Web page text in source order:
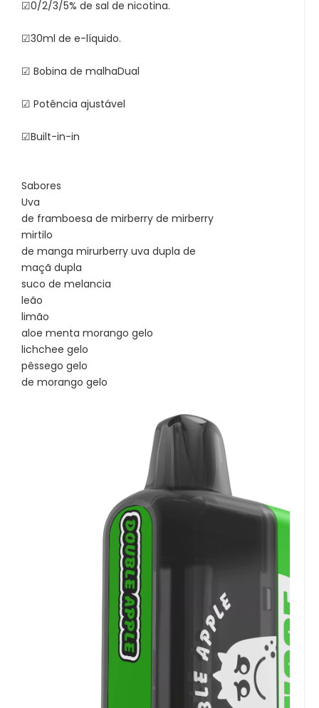
☑0/2/3/5% de sal de nicotina.
☑30ml de e-líquido.
☑ Bobina de malhaDual
☑ Potência ajustável
☑Built-in-in
Sabores
Uva
de framboesa de mirberry de mirberry
mirtilo
de manga mirurberry uva dupla de
maçã dupla
suco de melancia
leão
limão
aloe menta morango gelo
lichchee gelo
pêssego gelo
de morango gelo